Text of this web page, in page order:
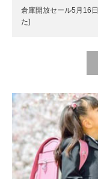
倉庫開放セール5月16
た]